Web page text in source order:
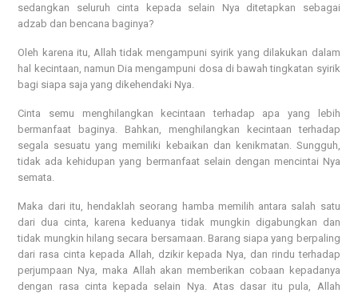
sedangkan seluruh cinta kepada selain Nya ditetapkan sebagai
adzab dan bencana baginya?
Oleh karena itu, Allah tidak mengampuni syirik yang dilakukan dalam
hal kecintaan, namun Dia mengampuni dosa di bawah tingkatan syirik
bagi siapa saja yang dikehendaki Nya.
Cinta semu menghilangkan kecintaan terhadap apa yang lebih
bermanfaat baginya. Bahkan, menghilangkan kecintaan terhadap
segala sesuatu yang memiliki kebaikan dan kenikmatan. Sungguh,
tidak ada kehidupan yang bermanfaat selain dengan mencintai Nya
semata.
Maka dari itu, hendaklah seorang hamba memilih antara salah satu
dari dua cinta, karena keduanya tidak mungkin digabungkan dan
tidak mungkin hilang secara bersamaan. Barang siapa yang berpaling
dari rasa cinta kepada Allah, dzikir kepada Nya, dan rindu terhadap
perjumpaan Nya, maka Allah akan memberikan cobaan kepadanya
dengan rasa cinta kepada selain Nya. Atas dasar itu pula, Allah